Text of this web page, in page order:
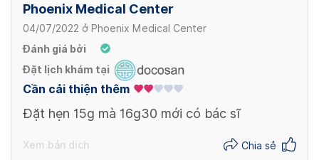
Phoenix Medical Center
04/07/2022 ở Phoenix Medical Center
Đánh giá bởi
Đặt lịch khám tại
Cần cải thiện thêm
Đặt hẹn 15g mà 16g30 mới có bác sĩ
Xem bản dịch Chia sẻ